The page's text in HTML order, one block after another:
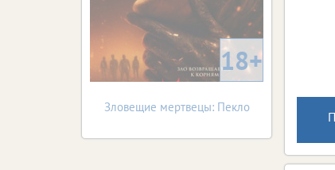
18+
Зловещие мертвецы: Пекло